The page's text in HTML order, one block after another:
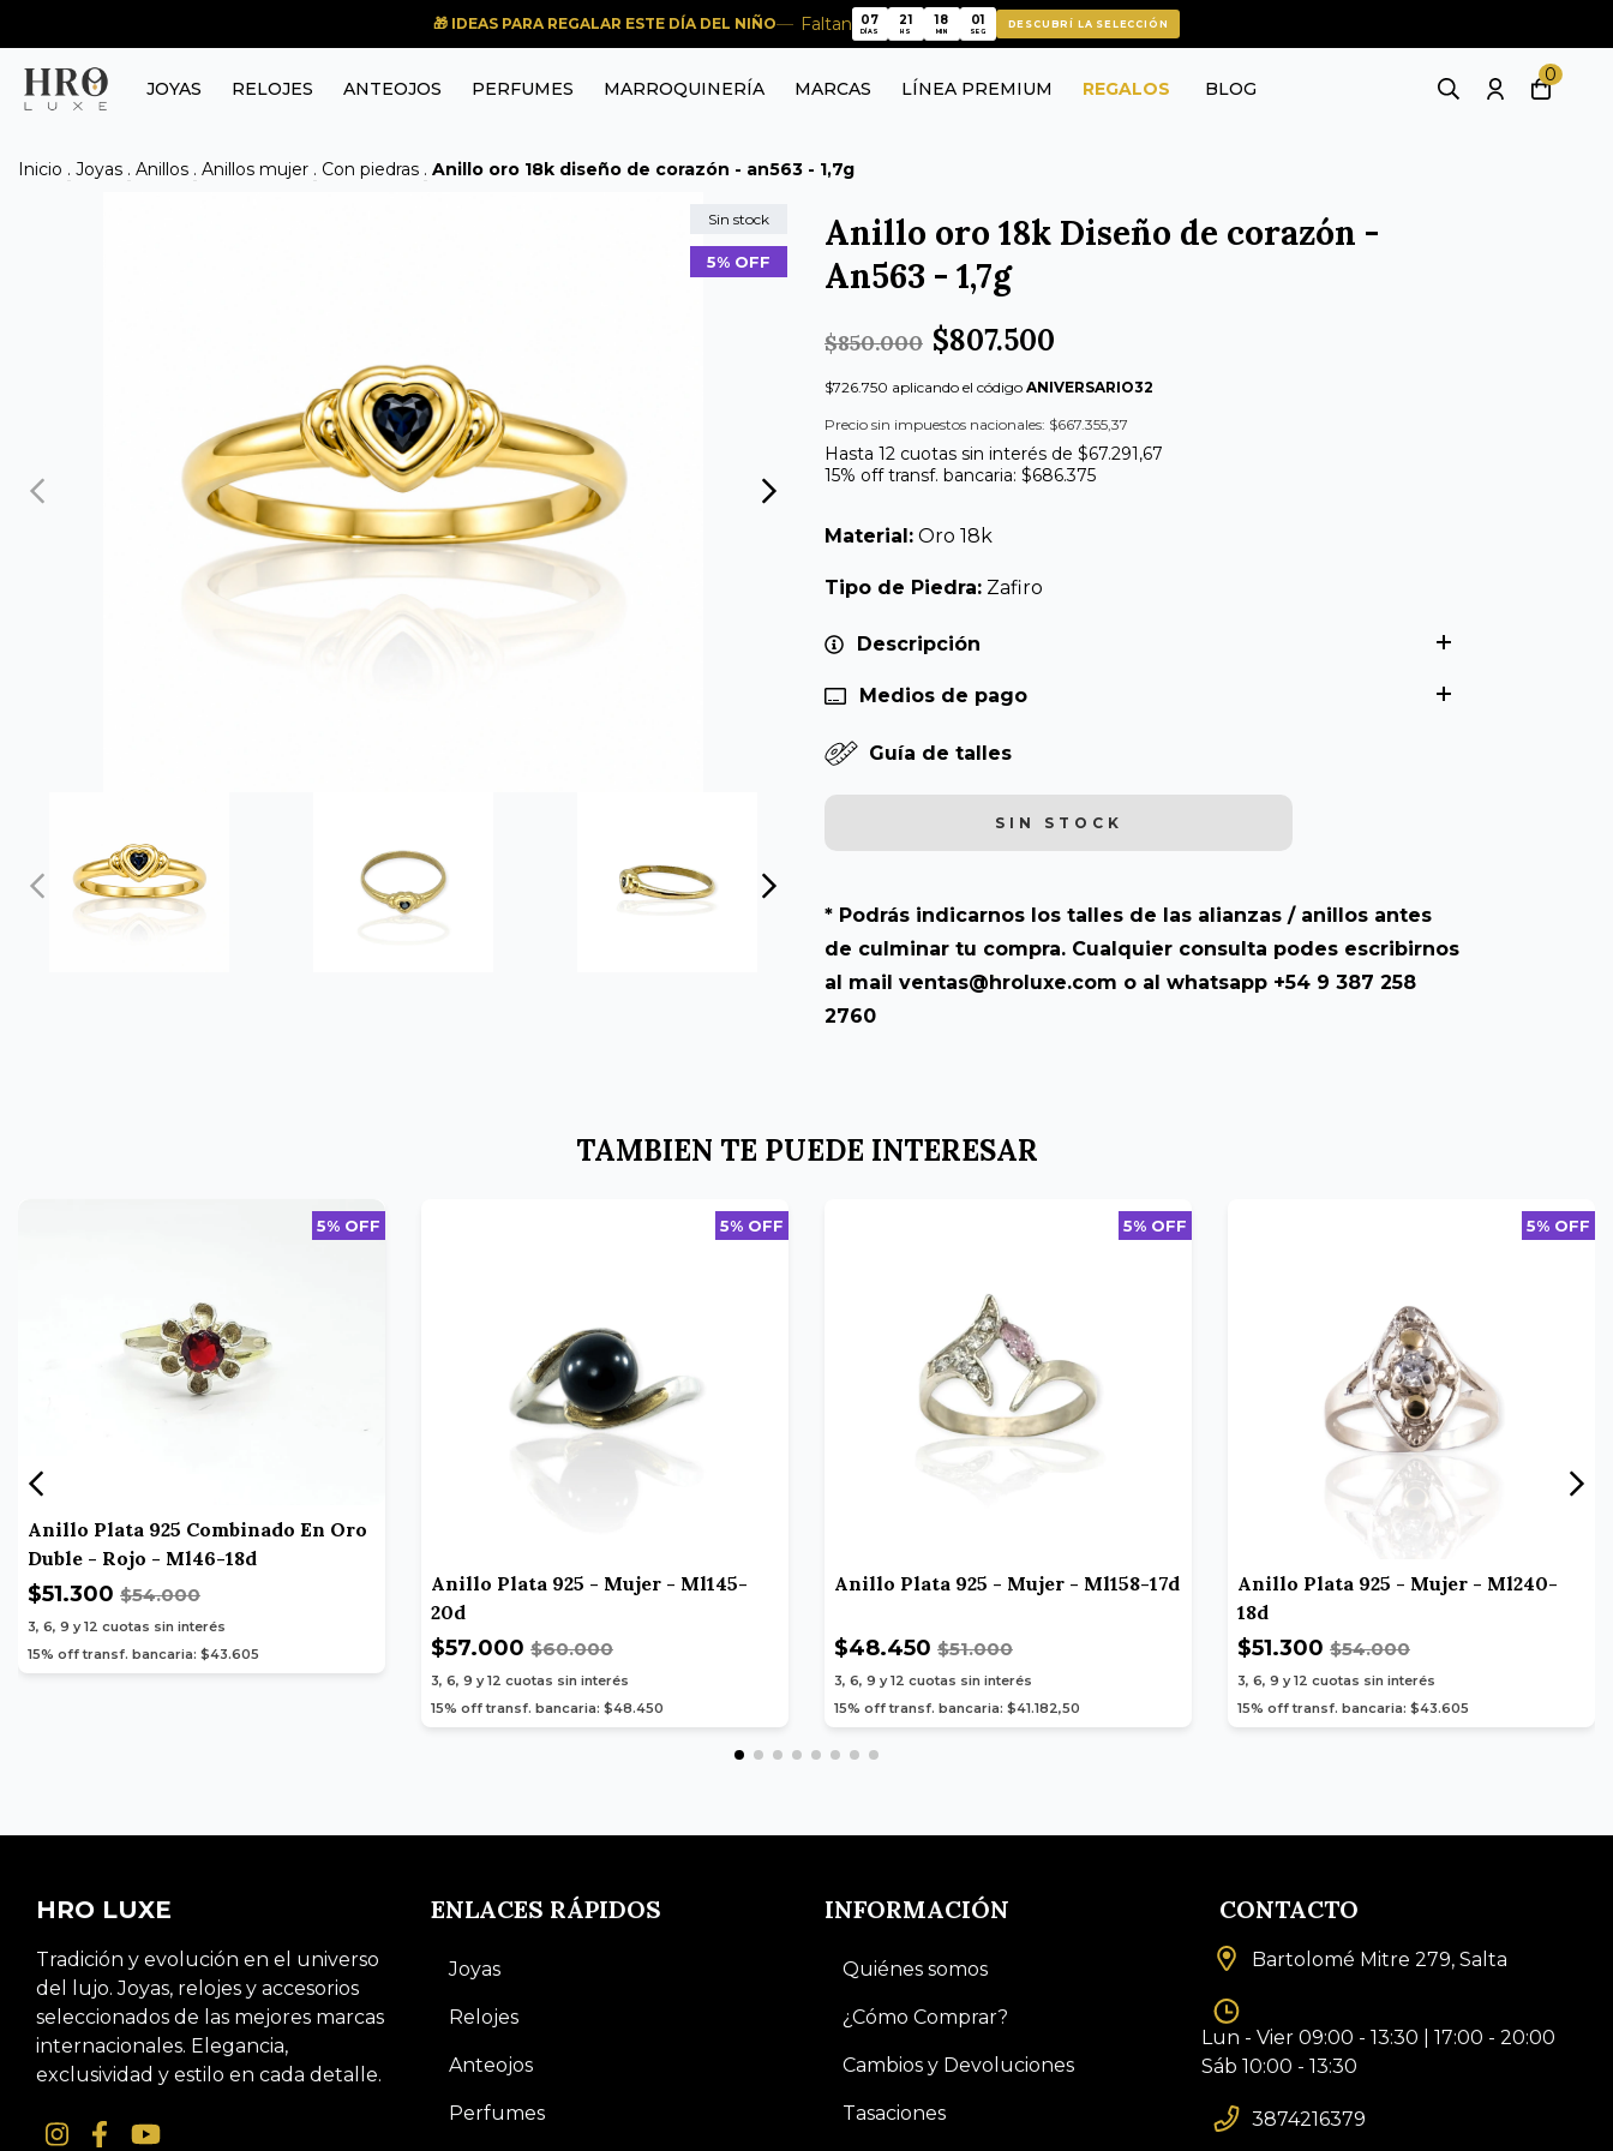
🎁 IDEAS PARA REGALAR ESTE DÍA DEL NIÑO Faltan
07
07
DÍAS
21
21
HS
18
18
MIN
01
01
SEG
DESCUBRÍ LA SELECCIÓN
JOYAS RELOJES ANTEOJOS PERFUMES MARROQUINERÍA MARCAS LÍNEA PREMIUM REGALOS BLOG
0
Inicio . Joyas . Anillos . Anillos mujer . Con piedras . Anillo oro 18k diseño de corazón - an563 - 1,7g
Sin stock
5% OFF
Anillo oro 18k Diseño de corazón -
An563 - 1,7g
$850.000 $807.500
$726.750 aplicando el código ANIVERSARIO32
Precio sin impuestos nacionales: $667.355,37
Hasta 12 cuotas sin interés de $67.291,67
15% off transf. bancaria: $686.375
Material: Oro 18k
Tipo de Piedra: Zafiro
Descripción
Medios de pago
Guía de talles
* Podrás indicarnos los talles de las alianzas / anillos antes
de culminar tu compra. Cualquier consulta podes escribirnos
al mail ventas@hroluxe.com o al whatsapp +54 9 387 258
2760
TAMBIEN TE PUEDE INTERESAR
5% OFF
Anillo Plata 925 Combinado En Oro
Duble - Rojo - Ml46-18d
$51.300 $54.000
3, 6, 9 y 12 cuotas sin interés
15% off transf. bancaria: $43.605
5% OFF
Anillo Plata 925 - Mujer - Ml145-
20d
$57.000 $60.000
3, 6, 9 y 12 cuotas sin interés
15% off transf. bancaria: $48.450
5% OFF
Anillo Plata 925 - Mujer - Ml158-17d
$48.450 $51.000
3, 6, 9 y 12 cuotas sin interés
15% off transf. bancaria: $41.182,50
5% OFF
Anillo Plata 925 - Mujer - Ml240-
18d
$51.300 $54.000
3, 6, 9 y 12 cuotas sin interés
15% off transf. bancaria: $43.605
HRO LUXE
Tradición y evolución en el universo
del lujo. Joyas, relojes y accesorios
seleccionados de las mejores marcas
internacionales. Elegancia,
exclusividad y estilo en cada detalle.
ENLACES RÁPIDOS
Joyas
Relojes
Anteojos
Perfumes
INFORMACIÓN
Quiénes somos
¿Cómo Comprar?
Cambios y Devoluciones
Tasaciones
CONTACTO
Bartolomé Mitre 279, Salta
Lun - Vier 09:00 - 13:30 | 17:00 - 20:00
Sáb 10:00 - 13:30
3874216379